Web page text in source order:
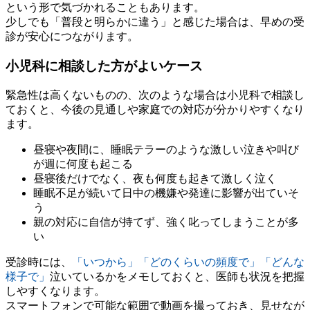
という形で気づかれることもあります。
少しでも「普段と明らかに違う」と感じた場合は、早めの受
診が安心につながります。
小児科に相談した方がよいケース
緊急性は高くないものの、次のような場合は小児科で相談し
ておくと、今後の見通しや家庭での対応が分かりやすくなり
ます。
昼寝や夜間に、睡眠テラーのような激しい泣きや叫び
が週に何度も起こる
昼寝後だけでなく、夜も何度も起きて激しく泣く
睡眠不足が続いて日中の機嫌や発達に影響が出ていそ
う
親の対応に自信が持てず、強く叱ってしまうことが多
い
受診時には、
「いつから」「どのくらいの頻度で」「どんな
様子で」 泣いているかをメモしておくと、医師も状況を把握
しやすくなります。
スマートフォンで可能な範囲で動画を撮っておき、見せなが